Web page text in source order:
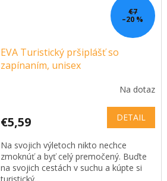
€7
–20 %
EVA Turistický pršiplášť so
zapínaním, unisex
Na dotaz
€5,59 DETAIL
Na svojich výletoch nikto nechce
zmoknúť a byť celý premočený. Buďte
na svojich cestách v suchu a kúpte si